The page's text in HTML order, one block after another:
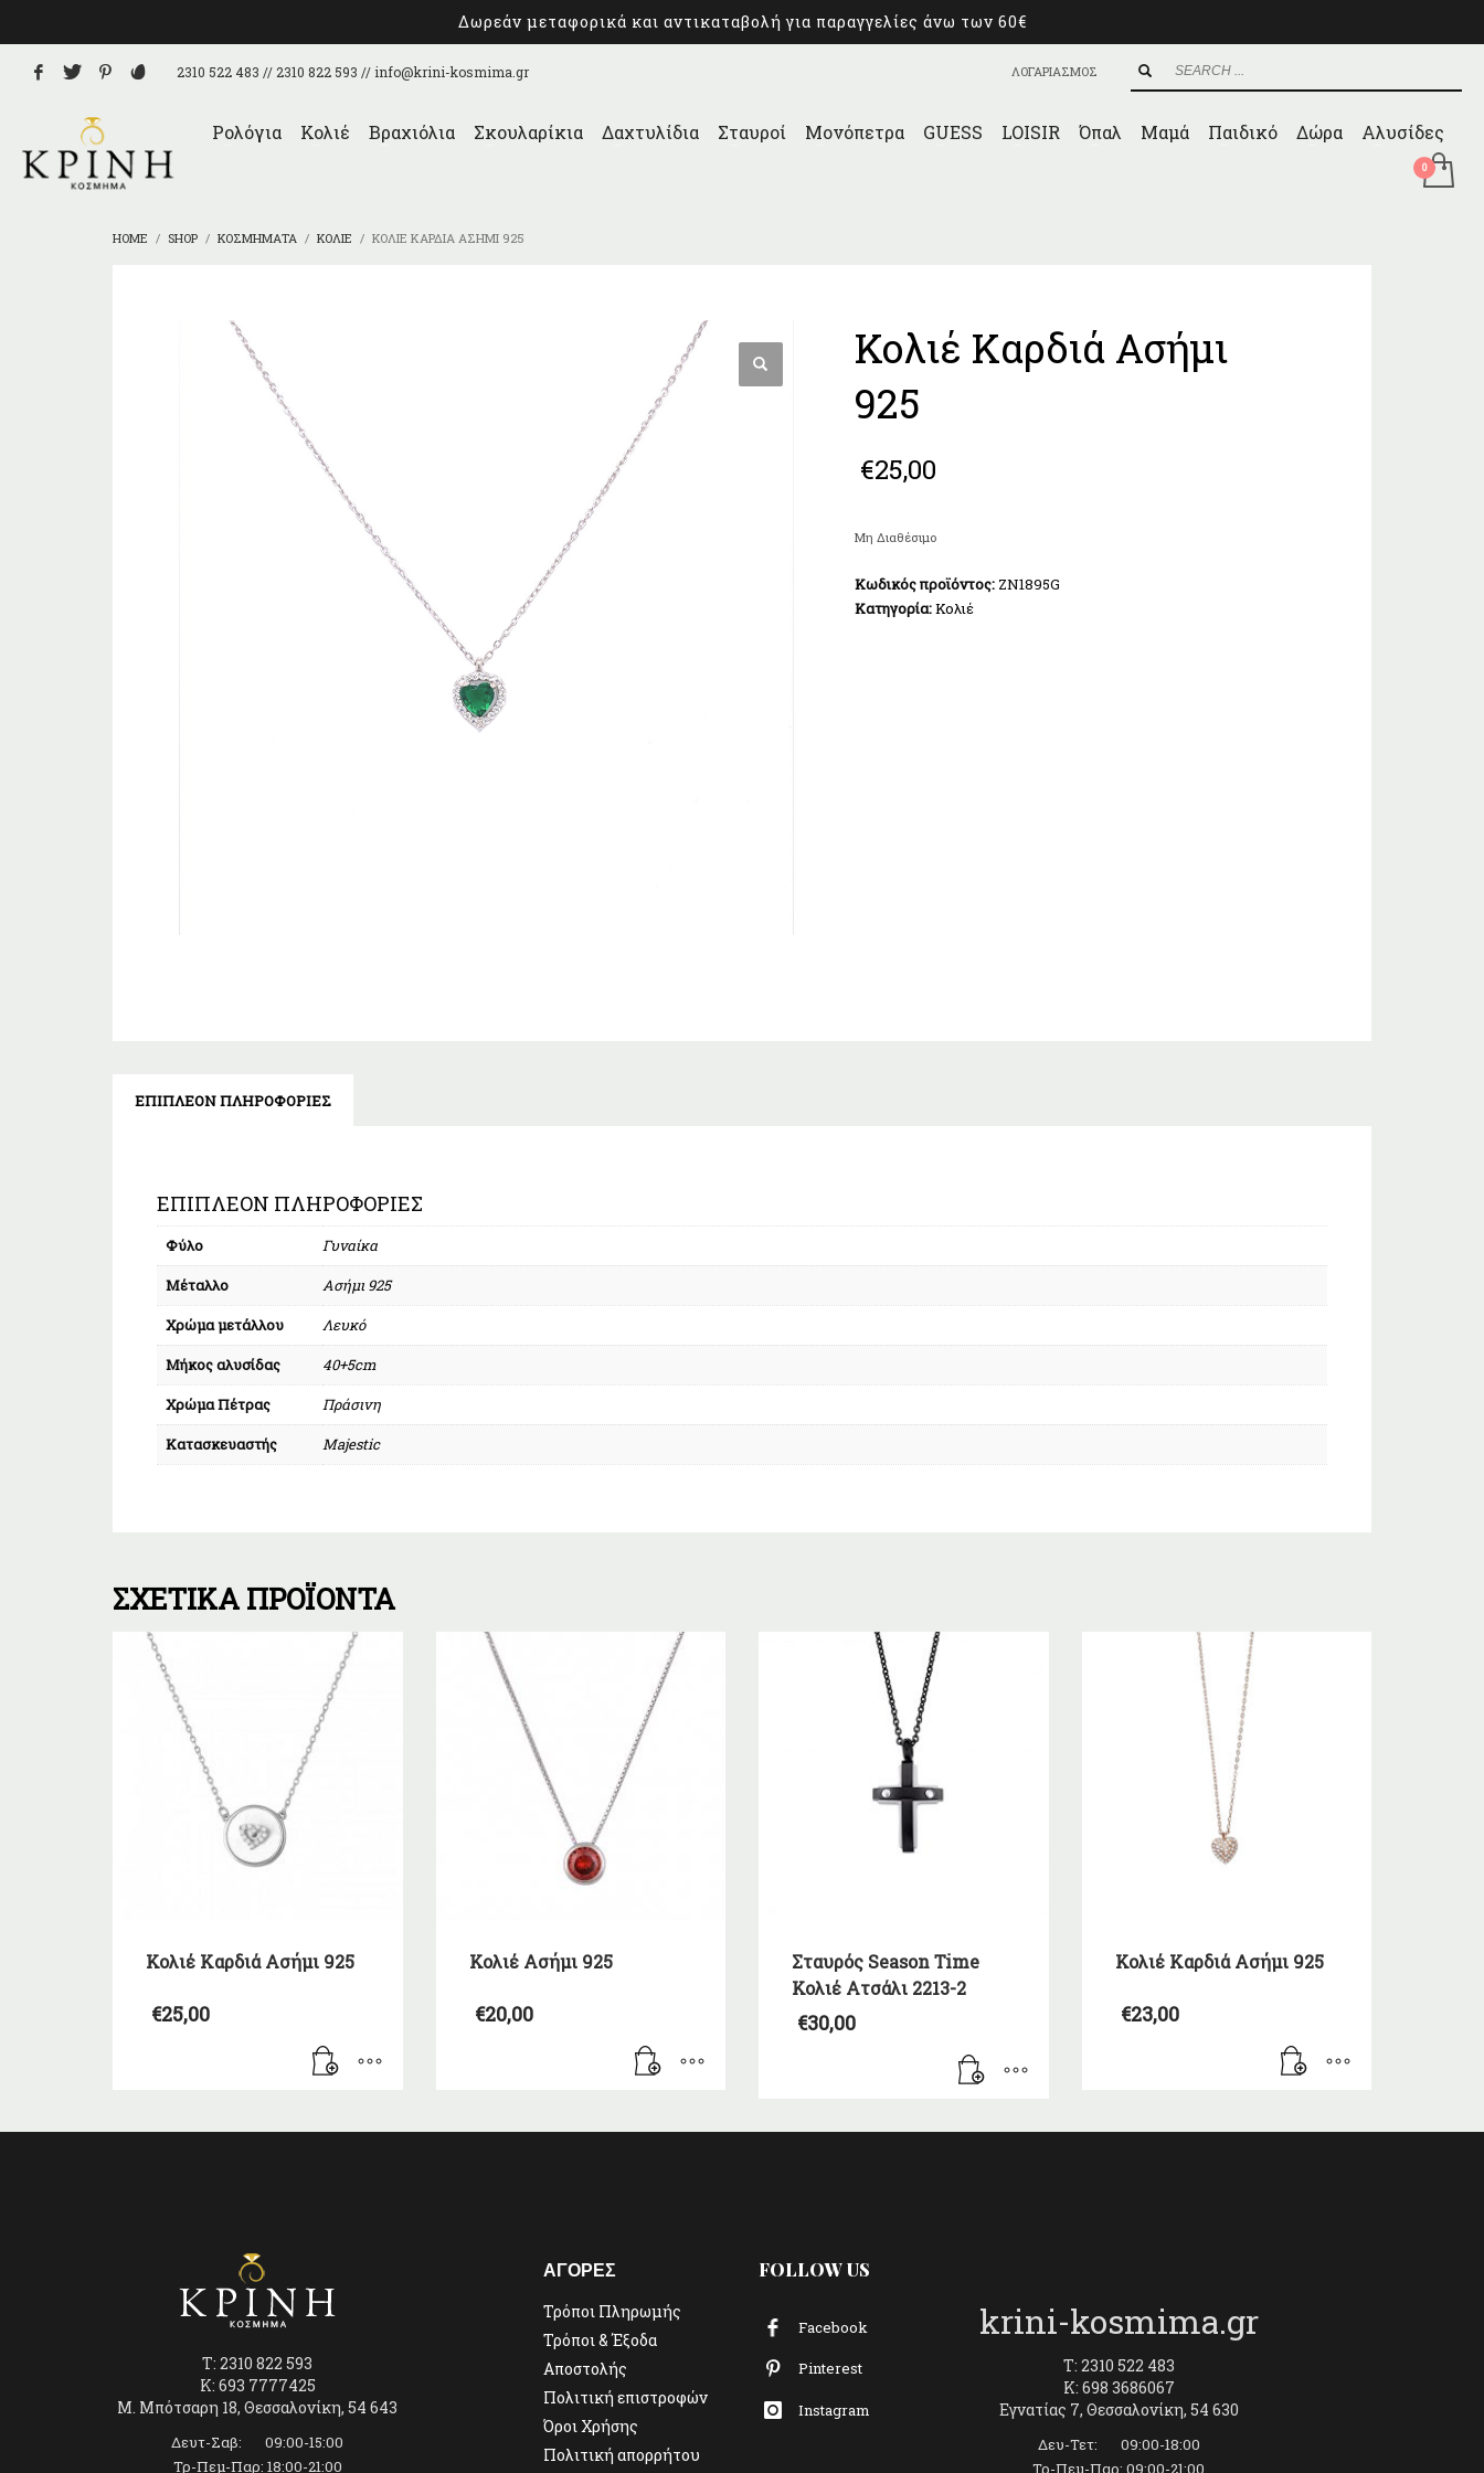
Δωρεάν μεταφορικά και αντικαταβολή για παραγγελίες άνω των 60€
2310 522 483 // 2310 822 593 // info@krini-kosmima.gr ΛΟΓΑΡΙΑΣΜΟΣ
Ρολόγια Κολιέ Βραχιόλια Σκουλαρίκια Δαχτυλίδια Σταυροί Μονόπετρα GUESS LOISIR Όπαλ Μαμά Παιδικό Δώρα Αλυσίδες
HOME SHOP ΚΟΣΜΉΜΑΤΑ ΚΟΛΙΈ ΚΟΛΙΈ ΚΑΡΔΙΆ ΑΣΉΜΙ 925
Κολιέ Καρδιά Ασήμι
925
€25,00
Μη Διαθέσιμο
Κωδικός προϊόντος: ZN1895G
Κατηγορία:Κολιέ
ΕΠΙΠΛΈΟΝ ΠΛΗΡΟΦΟΡΊΕΣ
ΕΠΙΠΛΈΟΝ ΠΛΗΡΟΦΟΡΊΕΣ
Φύλο
Γυναίκα
Μέταλλο
Ασήμι 925
Χρώμα μετάλλου
Λευκό
Μήκος αλυσίδας
40+5cm
Χρώμα Πέτρας
Πράσινη
Κατασκευαστής
Majestic
ΣΧΕΤΙΚΆ ΠΡΟΪΌΝΤΑ
Κολιέ Καρδιά Ασήμι 925
€25,00
Κολιέ Ασήμι 925
€20,00
Σταυρός Season Time
Κολιέ Ατσάλι 2213-2
€30,00
Κολιέ Καρδιά Ασήμι 925
€23,00
T: 2310 822 593
K: 693 7777425
Μ. Μπότσαρη 18, Θεσσαλονίκη, 54 643
Δευτ-Σαβ: 09:00-15:00
Τρ-Πεμ-Παρ: 18:00-21:00
ΑΓΟΡΕΣ
Τρόποι Πληρωμής
Τρόποι & Έξοδα
Αποστολής
Πολιτική επιστροφών
Όροι Χρήσης
Πολιτική απορρήτου
FOLLOW US
Facebook
Pinterest
Instagram
krini-kosmima.gr
T: 2310 522 483
K: 698 3686067
Εγνατίας 7, Θεσσαλονίκη, 54 630
Δευ-Τετ: 09:00-18:00
Τρ-Πεμ-Παρ: 09:00-21:00